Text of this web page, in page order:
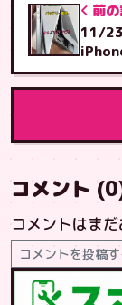
前
11/
テリ
見城
コメント
コメントはま
コメントを投稿